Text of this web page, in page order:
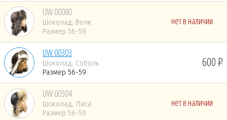
UW 00080
Шоколад, Волк
Размер 56-59
нет в наличии
UW 00303
Шоколад, Соболь
Размер 56-59
600
UW 00304
Шоколад, Лиса
Размер 56-59
нет в наличии